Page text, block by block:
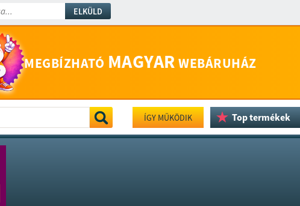
ELKÜLD
MEGBÍZHATÓ MAGYAR WEBÁRUHÁZ
ÍGY MŰKÖDIK Top termékek